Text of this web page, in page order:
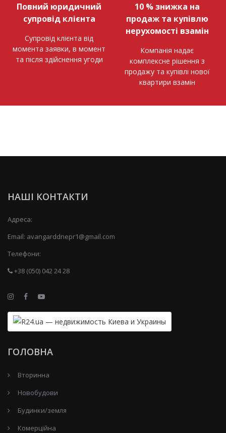
Повний юридичний
супровід клієнта
Супровід клієнта від
момента заявки, в момент
та після здійснення угоди
10 % знижка на
продаж та купівлю
нерухомості взамін
Компанія надає
комплексне рішення з
продажу та купівлі нової
квартири взамін
НАШІ КОНТАКТИ
Адреса:
Email: avangarddnepr1@gmail.com
Телефони:
+38 (050) 042 24 28
ГОЛОВНА
Вторинна
Новобудови
Будинки/земля
Комерційна